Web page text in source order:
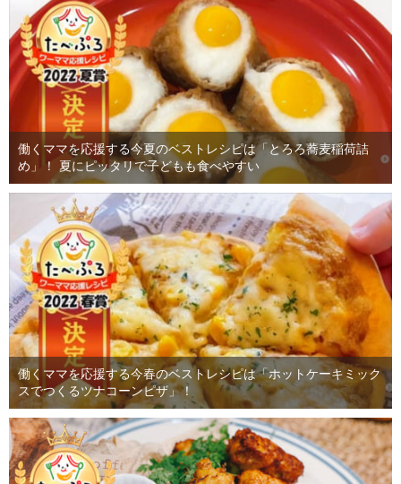
働くママを応援する今夏のベストレシピは「とろろ蕎麦稲荷詰
め」！ 夏にピッタリで子どもも食べやすい
働くママを応援する今春のベストレシピは「ホットケーキミック
スでつくるツナコーンピザ」！